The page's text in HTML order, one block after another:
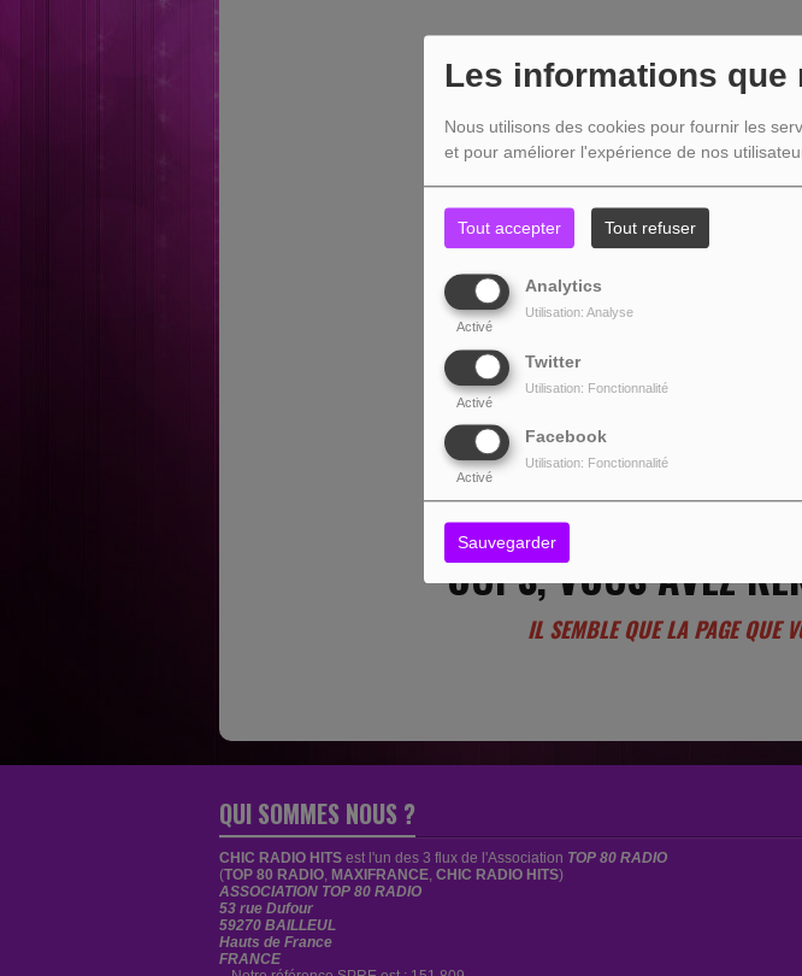
Les informations
Nous utilisons des cookies pour fournir les
et pour améliorer l'expérience de nos
Tout accepter Tout refuser
Analytics
Activé
Utilisation: Analyse
Twitter
Activé
Utilisation: Fonctionnalité
Facebook
Activé
Utilisation: Fonctionnalité
Sauvegarder
OUPS, VOUS AVEZ
IL SEMBLE QUE LA PAGE QUE
QUI SOMMES NOUS ?
CHIC RADIO HITS est l'un des 3 flux de l'Association TOP 80 RADIO
(TOP 80 RADIO, MAXIFRANCE, CHIC RADIO HITS)
ASSOCIATION TOP 80 RADIO
53 rue Dufour
59270 BAILLEUL
Hauts de France
FRANCE